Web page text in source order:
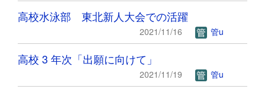
高校水泳部 東北新人大会での活躍
2021/11/16 管u
高校 3 年次「出願に向けて」
2021/11/19 管u